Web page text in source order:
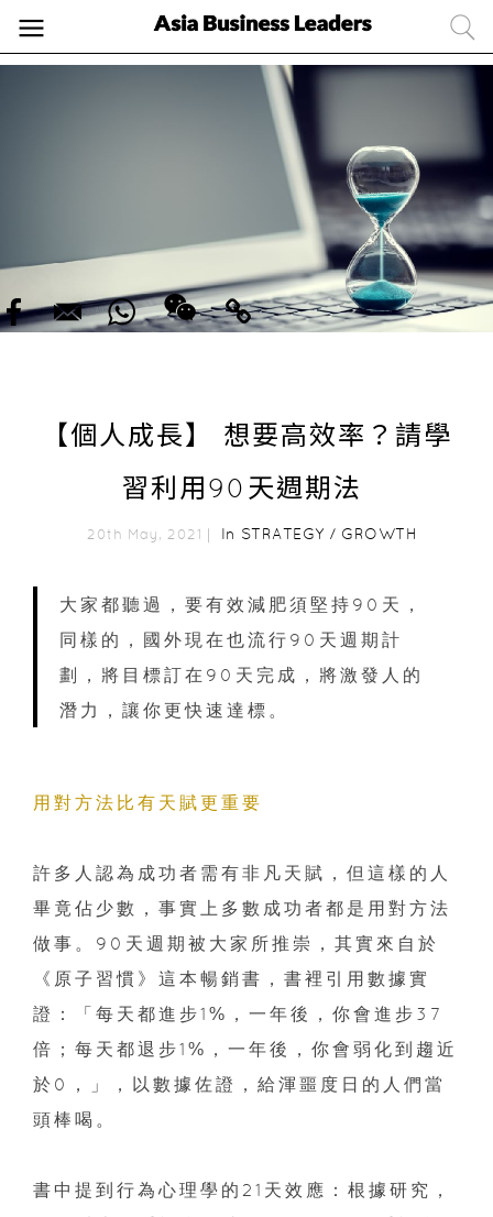
【個人成長】 想要高效率？請學
習利用90天週期法
20th May, 2021｜ In STRATEGY / GROWTH
大家都聽過，要有效減肥須堅持90天，
同樣的，國外現在也流行90天週期計
劃，將目標訂在90天完成，將激發人的
潛力，讓你更快速達標。
用對方法比有天賦更重要
許多人認為成功者需有非凡天賦，但這樣的人
畢竟佔少數，事實上多數成功者都是用對方法
做事。90天週期被大家所推崇，其實來自於
《原子習慣》這本暢銷書，書裡引用數據實
證：「每天都進步1%，一年後，你會進步37
倍；每天都退步1%，一年後，你會弱化到趨近
於0，」，以數據佐證，給渾噩度日的人們當
頭棒喝。
書中提到行為心理學的21天效應：根據研究，